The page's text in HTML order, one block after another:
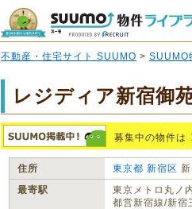
不動産・住宅サイト SUUMO > SUUMO
レジディア新宿御
募集中の物件は
住所 東京都 新宿区
最寄駅
東京メトロ丸ノ
都営新宿線/新宿